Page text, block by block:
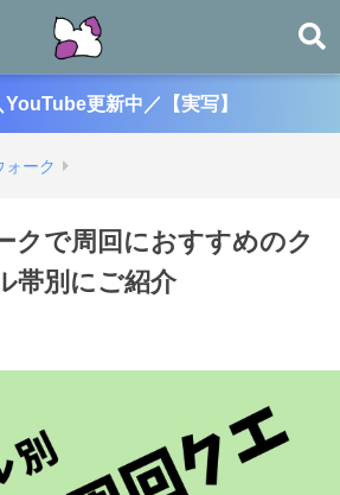
YouTube更新中／【実写】
ォーク
クで周回におすすめのク
帯別にご紹介